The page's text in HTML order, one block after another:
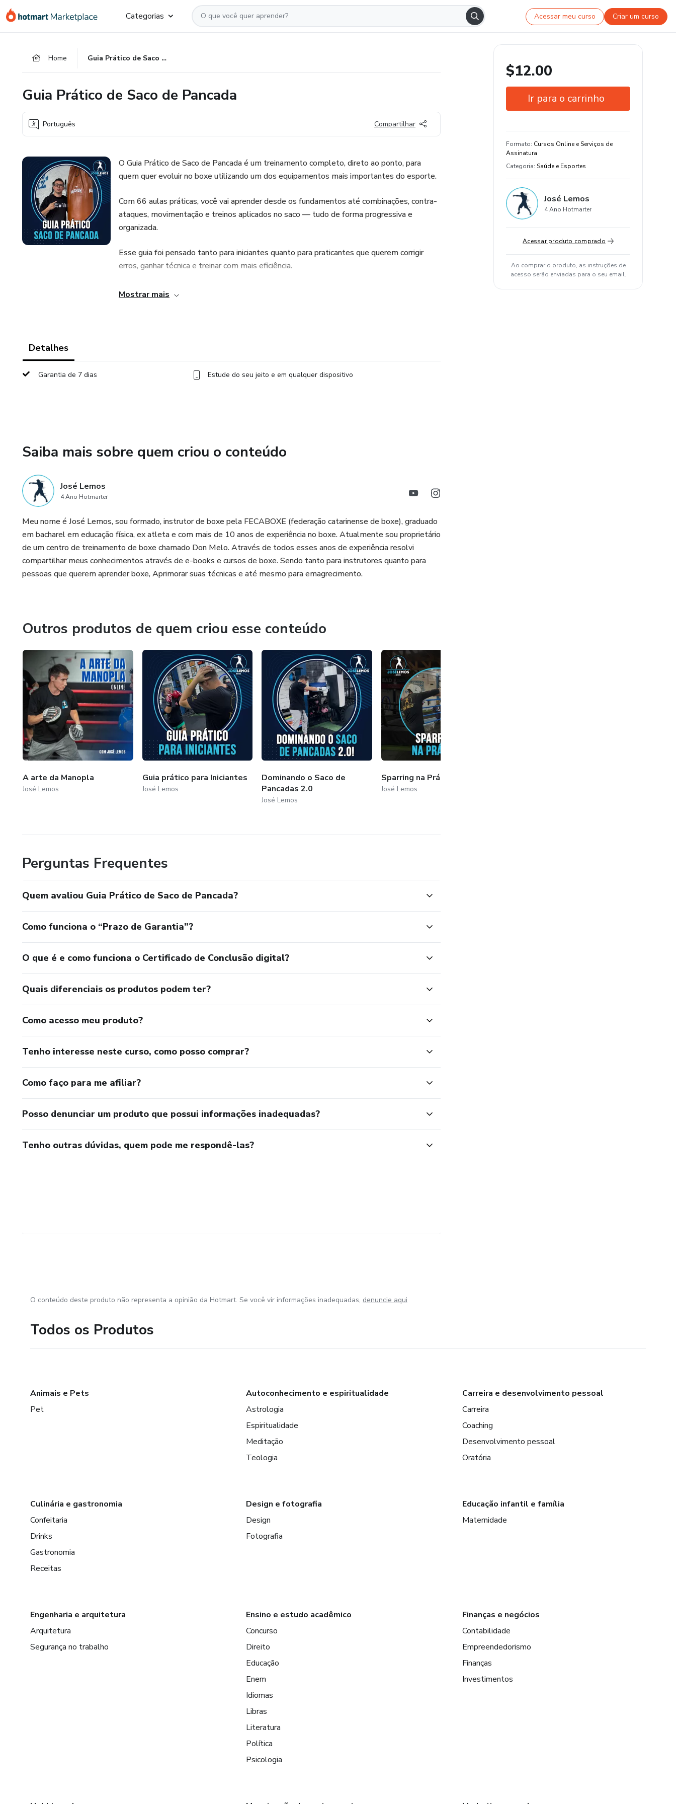
para
para
para
Categorias Acessar meu curso Criar um curso
Home Guia Prático de Saco de Pancada
Guia Prático de Saco de Pancada
Português Compartilhar
O Guia Prático de Saco de Pancada é um treinamento completo, direto ao ponto, para
quem quer evoluir no boxe utilizando um dos equipamentos mais importantes do esporte.
Com 66 aulas práticas, você vai aprender desde os fundamentos até combinações, contra-
ataques, movimentação e treinos aplicados no saco — tudo de forma progressiva e
organizada.
Esse guia foi pensado tanto para iniciantes quanto para praticantes que querem corrigir
erros, ganhar técnica e treinar com mais eficiência.
Aqui você vai desenvolver:
de verdade.
Mostrar mais
Detalhes
Garantia de 7 dias Estude do seu jeito e em qualquer dispositivo
Saiba mais sobre quem criou o conteúdo
José Lemos
4 Ano Hotmarter
Meu nome é José Lemos, sou formado, instrutor de boxe pela FECABOXE (federação catarinense de boxe), graduado
em bacharel em educação física, ex atleta e com mais de 10 anos de experiência no boxe. Atualmente sou proprietário
de um centro de treinamento de boxe chamado Don Melo. Através de todos esses anos de experiência resolvi
compartilhar meus conhecimentos através de e-books e cursos de boxe. Sendo tanto para instrutores quanto para
pessoas que querem aprender boxe, Aprimorar suas técnicas e até mesmo para emagrecimento.
Outros produtos de quem criou esse conteúdo
A arte da Manopla
José Lemos
Guia prático para Iniciantes
José Lemos
Dominando o Saco de
Pancadas 2.0
José Lemos
Sparring na Prática
José Lemos
Perguntas Frequentes
Quem avaliou Guia Prático de Saco de Pancada?
Como funciona o “Prazo de Garantia”?
O que é e como funciona o Certificado de Conclusão digital?
Quais diferenciais os produtos podem ter?
Como acesso meu produto?
Tenho interesse neste curso, como posso comprar?
Como faço para me afiliar?
Posso denunciar um produto que possui informações inadequadas?
Tenho outras dúvidas, quem pode me respondê-las?
$12.00
Ir para o carrinho
Estude do seu jeito e em qualquer
dispositivo
Formato: Cursos Online e Serviços de
Assinatura
Categoria: Saúde e Esportes
José Lemos
4 Ano Hotmarter
Acessar produto comprado
Ao comprar o produto, as instruções de
acesso serão enviadas para o seu email.
O conteúdo deste produto não representa a opinião da Hotmart. Se você vir informações inadequadas, denuncie aqui
Todos os Produtos
Animais e Pets
Pet
Autoconhecimento e espiritualidade
Astrologia
Espiritualidade
Meditação
Teologia
Carreira e desenvolvimento pessoal
Carreira
Coaching
Desenvolvimento pessoal
Oratória
Culinária e gastronomia
Confeitaria
Drinks
Gastronomia
Receitas
Design e fotografia
Design
Fotografia
Educação infantil e família
Maternidade
Engenharia e arquitetura
Arquitetura
Segurança no trabalho
Ensino e estudo acadêmico
Concurso
Direito
Educação
Enem
Idiomas
Libras
Literatura
Política
Psicologia
Finanças e negócios
Contabilidade
Empreendedorismo
Finanças
Investimentos